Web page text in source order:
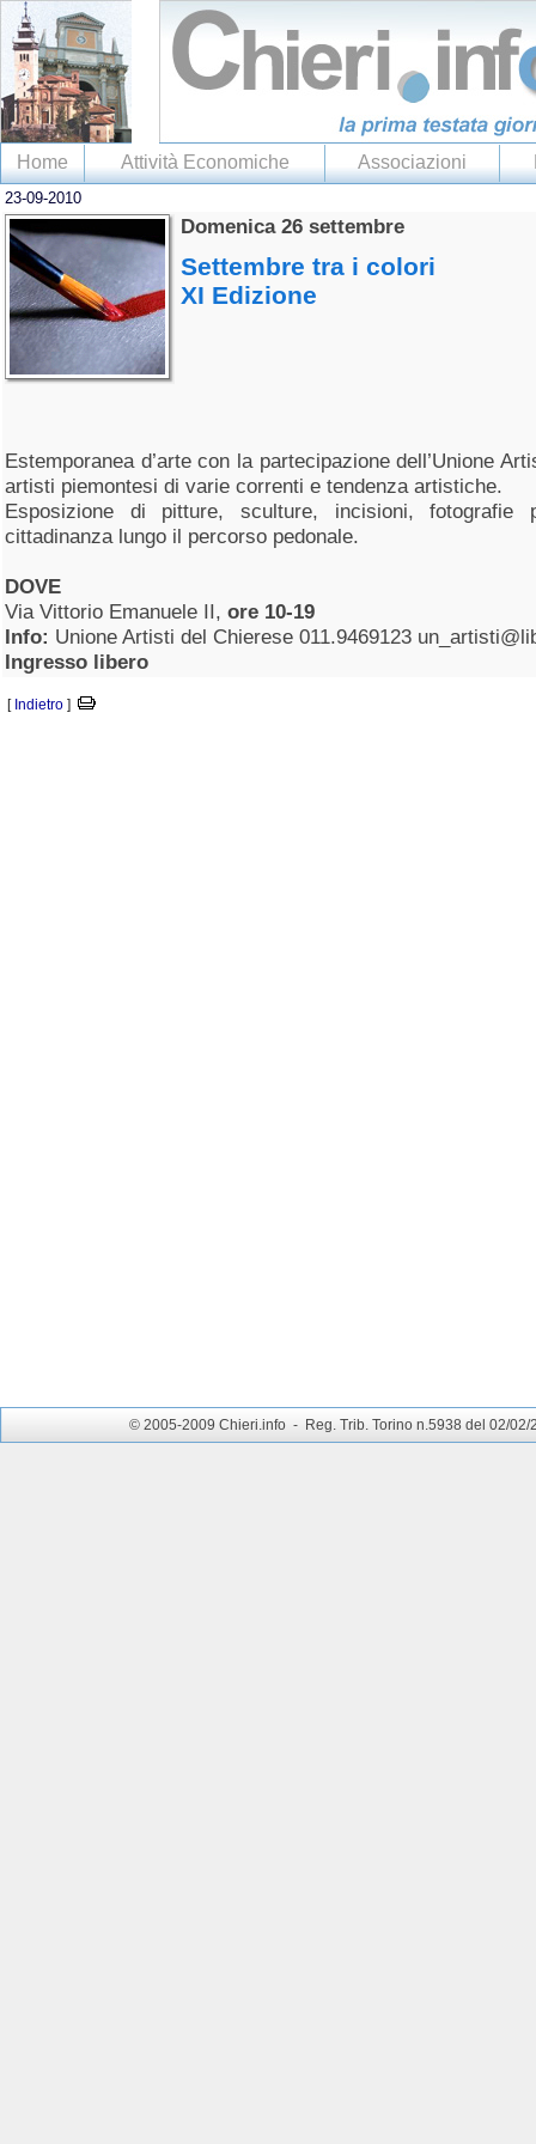
Home Attività Economiche Associazioni
23-09-2010
Domenica 26 settembre
Settembre tra i colori
XI Edizione
Estemporanea d’arte con la partecipazione dell’Unione
artisti piemontesi di varie correnti e tendenza artistiche.
Esposizione di pitture, sculture, incisioni, fotografie
cittadinanza lungo il percorso pedonale.
DOVE
Via Vittorio Emanuele II, ore 10-19
Info: Unione Artisti del Chierese 011.9469123
Ingresso libero
[ Indietro ]
© 2005-2009 Chieri.info - Reg. Trib. Torino n.5938 del 02/02/